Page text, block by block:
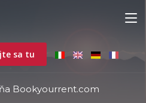
sa tu
Bookyourrent.com